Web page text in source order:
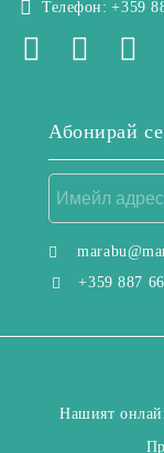
Телефон: +359
Абонирай
+359 887
Нашият